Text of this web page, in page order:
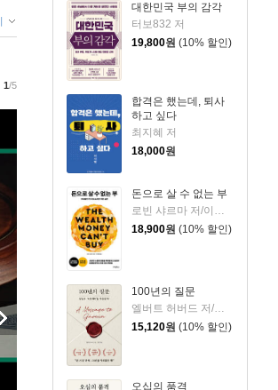
대한민국 부의 감각
터보832 저
19,800원 (10% 할인)
합격은 했는데, 퇴사
하고 싶다
최지혜 저
18,000원
돈으로 살 수 없는 부
로빈 샤르마 저/이영래 역
18,900원 (10% 할인)
100년의 질문
15,120원 (10% 할인)
오십의 품격
1/5